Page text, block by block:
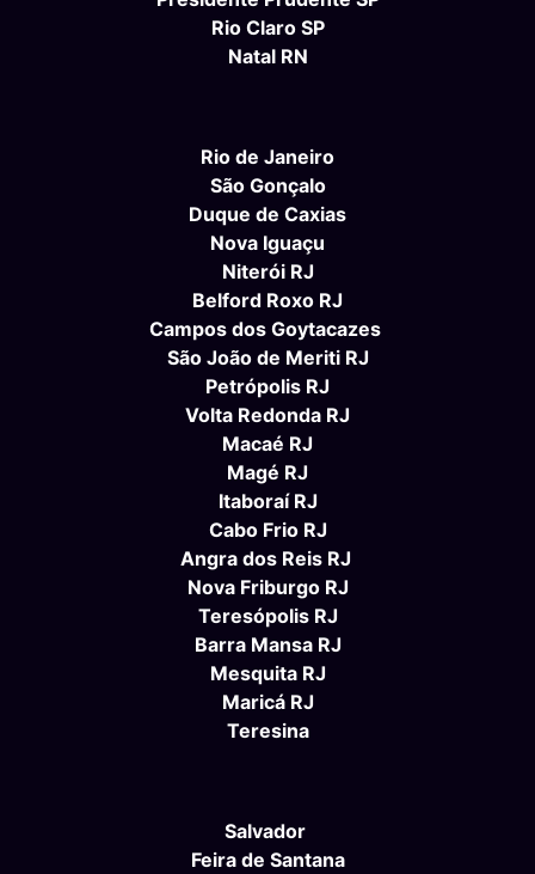
Rio Claro SP
Natal RN
Rio de Janeiro
São Gonçalo
Duque de Caxias
Nova Iguaçu
Niterói RJ
Belford Roxo RJ
Campos dos Goytacazes
São João de Meriti RJ
Petrópolis RJ
Volta Redonda RJ
Macaé RJ
Magé RJ
Itaboraí RJ
Cabo Frio RJ
Angra dos Reis RJ
Nova Friburgo RJ
Teresópolis RJ
Barra Mansa RJ
Mesquita RJ
Maricá RJ
Teresina
Salvador
Feira de Santana